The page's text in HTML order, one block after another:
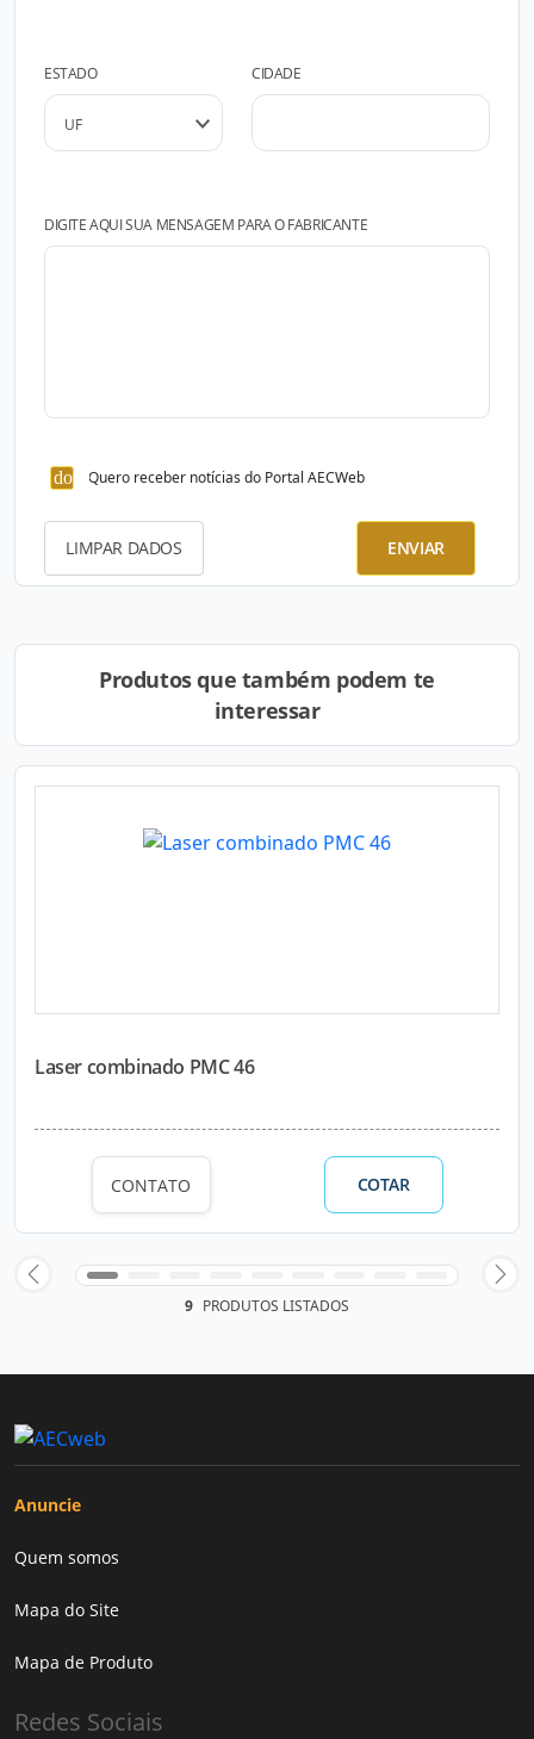
ESTADO CIDADE
DIGITE AQUI SUA MENSAGEM PARA O FABRICANTE
Quero receber notícias do Portal AECWeb
LIMPAR DADOS ENVIAR
Produtos que também podem te
interessar
Laser combinado PMC 46
CONTATO COTAR
9 PRODUTOS LISTADOS
Anuncie
Quem somos
Mapa do Site
Mapa de Produto
Redes Sociais